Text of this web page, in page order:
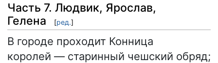
Часть 7. Людвик, Ярослав,
Гелена
[ред.]
В городе проходит Конница
королей — старинный чешский обряд;